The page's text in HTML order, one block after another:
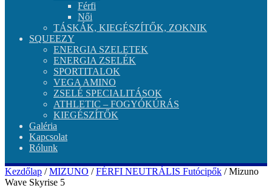
Férfi
Női
TÁSKÁK, KIEGÉSZÍTŐK, ZOKNIK
SQUEEZY
ENERGIA SZELETEK
ENERGIA ZSELÉK
SPORTITALOK
VEGA AMINO
ZSELÉ SPECIALITÁSOK
ATHLETIC – FOGYÓKÚRÁS
KIEGÉSZÍTŐK
Galéria
Kapcsolat
Rólunk
Kezdőlap /MIZUNO /FÉRFI NEUTRÁLIS Futócipők / Mizuno
Wave Skyrise 5